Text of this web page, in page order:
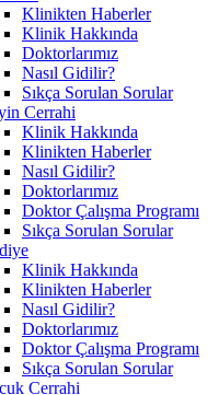
Klinikten Haberler
Klinik Hakkında
Doktorlarımız
Nasıl Gidilir?
Sıkça Sorulan Sorular
Cerrahi
Klinik Hakkında
Klinikten Haberler
Nasıl Gidilir?
Doktorlarımız
Doktor Çalışma Programı
Sıkça Sorulan Sorular
Klinik Hakkında
Klinikten Haberler
Nasıl Gidilir?
Doktorlarımız
Doktor Çalışma Programı
Sıkça Sorulan Sorular
Cerrahi